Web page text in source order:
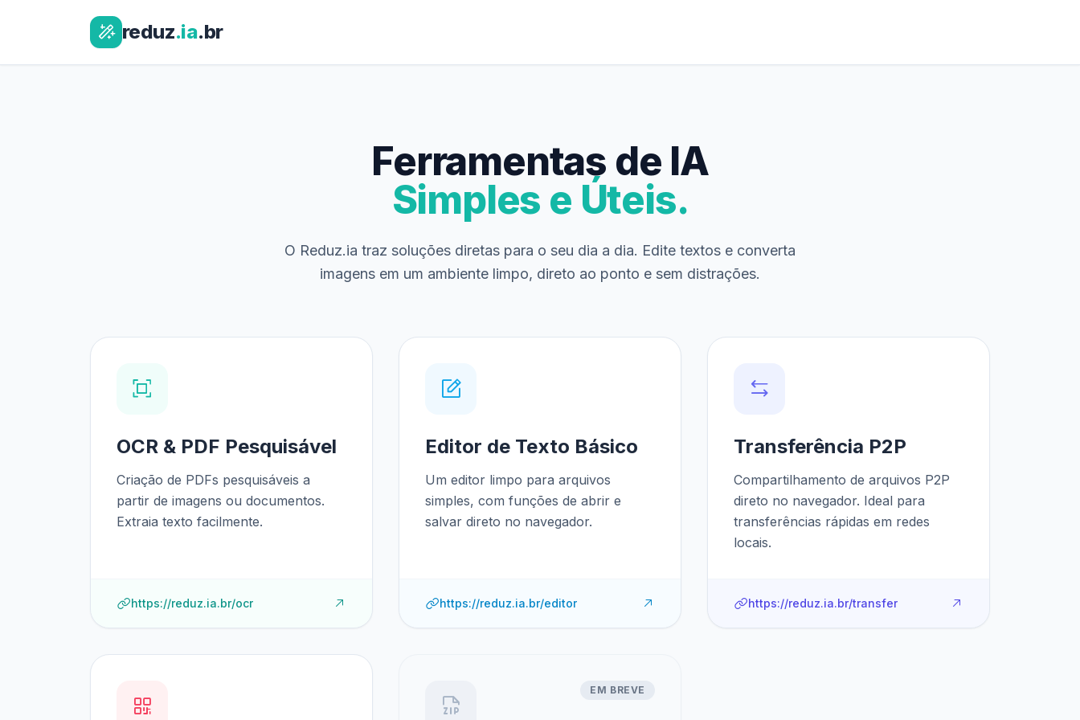
reduz.ia.br
Ferramentas de IA
Simples e Úteis.
O Reduz.ia traz soluções diretas para o seu dia a dia. Edite textos e converta
imagens em um ambiente limpo, direto ao ponto e sem distrações.
OCR & PDF Pesquisável
Criação de PDFs pesquisáveis a
partir de imagens ou documentos.
Extraia texto facilmente.
https://reduz.ia.br/ocr
Editor de Texto Básico
Um editor limpo para arquivos
simples, com funções de abrir e
salvar direto no navegador.
https://reduz.ia.br/editor
Transferência P2P
Compartilhamento de arquivos P2P
direto no navegador. Ideal para
transferências rápidas em redes
locais.
https://reduz.ia.br/transfer
EM BREVE